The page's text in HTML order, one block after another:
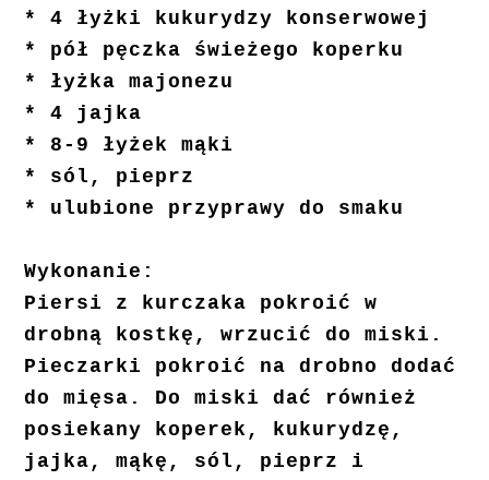
* 4 łyżki kukurydzy konserwowej
* pół pęczka świeżego koperku
* łyżka majonezu
* 4 jajka
* 8-9 łyżek mąki
* sól, pieprz
* ulubione przyprawy do smaku
Wykonanie:
Piersi z kurczaka pokroić w
drobną kostkę, wrzucić do miski.
Pieczarki pokroić na drobno dodać
do mięsa. Do miski dać również
posiekany koperek, kukurydzę,
jajka, mąkę, sól, pieprz i